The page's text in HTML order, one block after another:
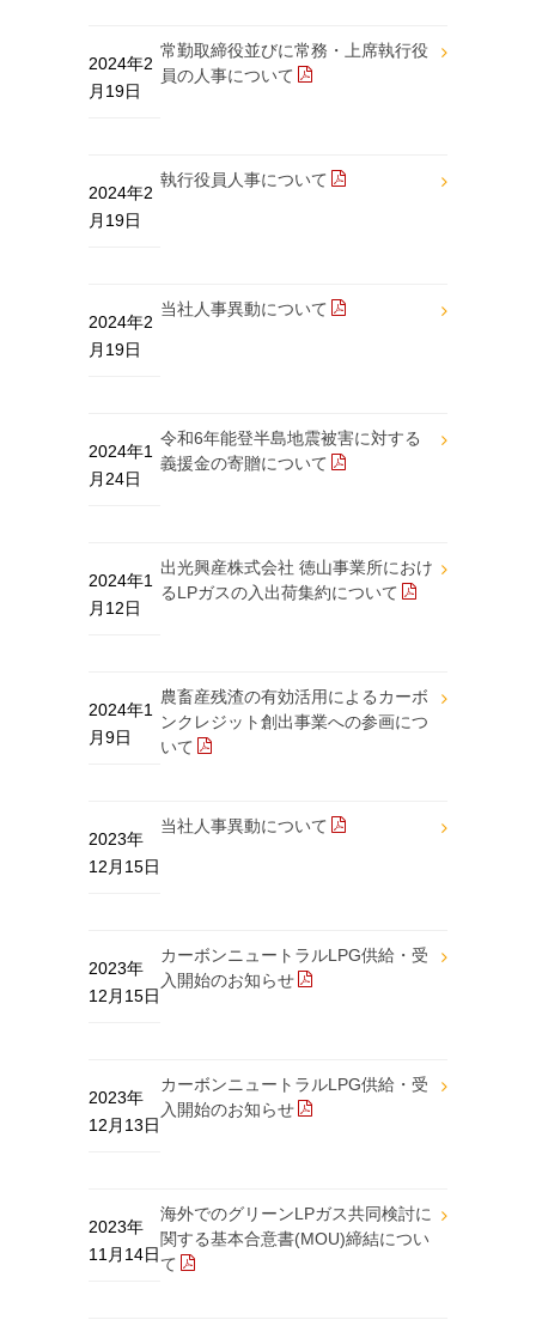
常勤取締役並びに常務・上席執行役
員の人事について
2024年2
月19日
執行役員人事について
2024年2
月19日
当社人事異動について
2024年2
月19日
令和6年能登半島地震被害に対する
義援金の寄贈について
2024年1
月24日
出光興産株式会社 徳山事業所におけ
るLPガスの入出荷集約について
2024年1
月12日
農畜産残渣の有効活用によるカーボ
ンクレジット創出事業への参画につ
いて
2024年1
月9日
当社人事異動について
2023年
12月15日
カーボンニュートラルLPG供給・受
入開始のお知らせ
2023年
12月15日
カーボンニュートラルLPG供給・受
入開始のお知らせ
2023年
12月13日
海外でのグリーンLPガス共同検討に
関する基本合意書(MOU)締結につい
て
2023年
11月14日